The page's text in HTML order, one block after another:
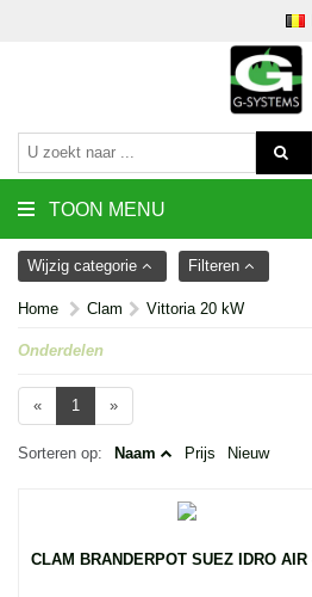
TOON MENU
Wijzig categorie Filteren
Home Clam Vittoria 20 kW
Onderdelen
« 1 »
Sorteren op: Naam Prijs Nieuw
CLAM BRANDERPOT SUEZ IDRO AIR